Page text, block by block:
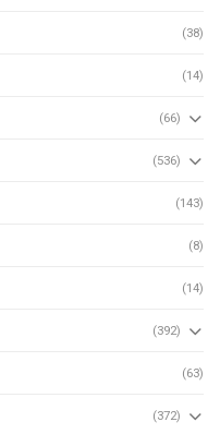
(38)
(14)
(66)
(536)
(143)
(8)
(14)
(392)
(63)
(372)